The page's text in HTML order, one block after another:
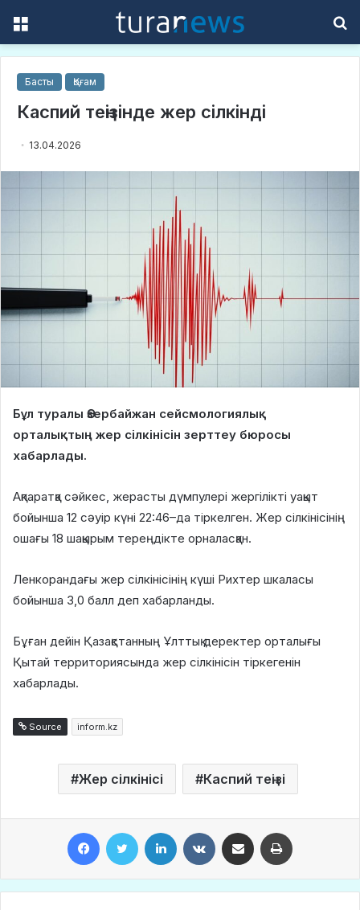
Басты Қоғам
Каспий теңізінде жер сілкінді
13.04.2026
Бұл туралы Әзербайжан сейсмологиялық
орталықтың жер сілкінісін зерттеу бюросы
хабарлады.
Ақпаратқа сәйкес, жерасты дүмпулері жергілікті уақыт
бойынша 12 сәуір күні 22:46–да тіркелген. Жер сілкінісінің
ошағы 18 шақырым тереңдікте орналасқан.
Ленкорандағы жер сілкінісінің күші Рихтер шкаласы
бойынша 3,0 балл деп хабарланды.
Бұған дейін Қазақстанның Ұлттық деректер орталығы
Қытай территориясында жер сілкінісін тіркегенін
хабарлады.
Source inform.kz
Жер сілкінісі Каспий теңізі